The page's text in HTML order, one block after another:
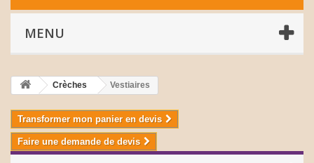
MENU
Crèches Vestiaires
Transformer mon panier en devis
Faire une demande de devis